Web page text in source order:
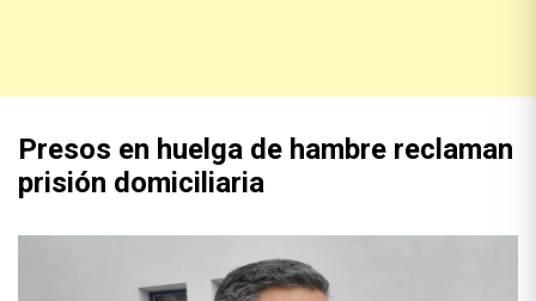
Presos en huelga de hambre reclaman
prisión domiciliaria